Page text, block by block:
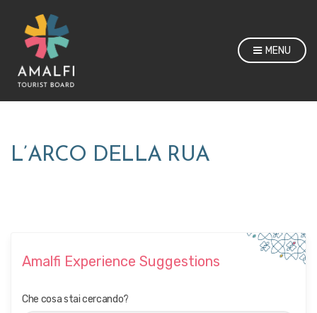
MENU
L’ARCO DELLA RUA
Amalfi Experience Suggestions
Che cosa stai cercando?